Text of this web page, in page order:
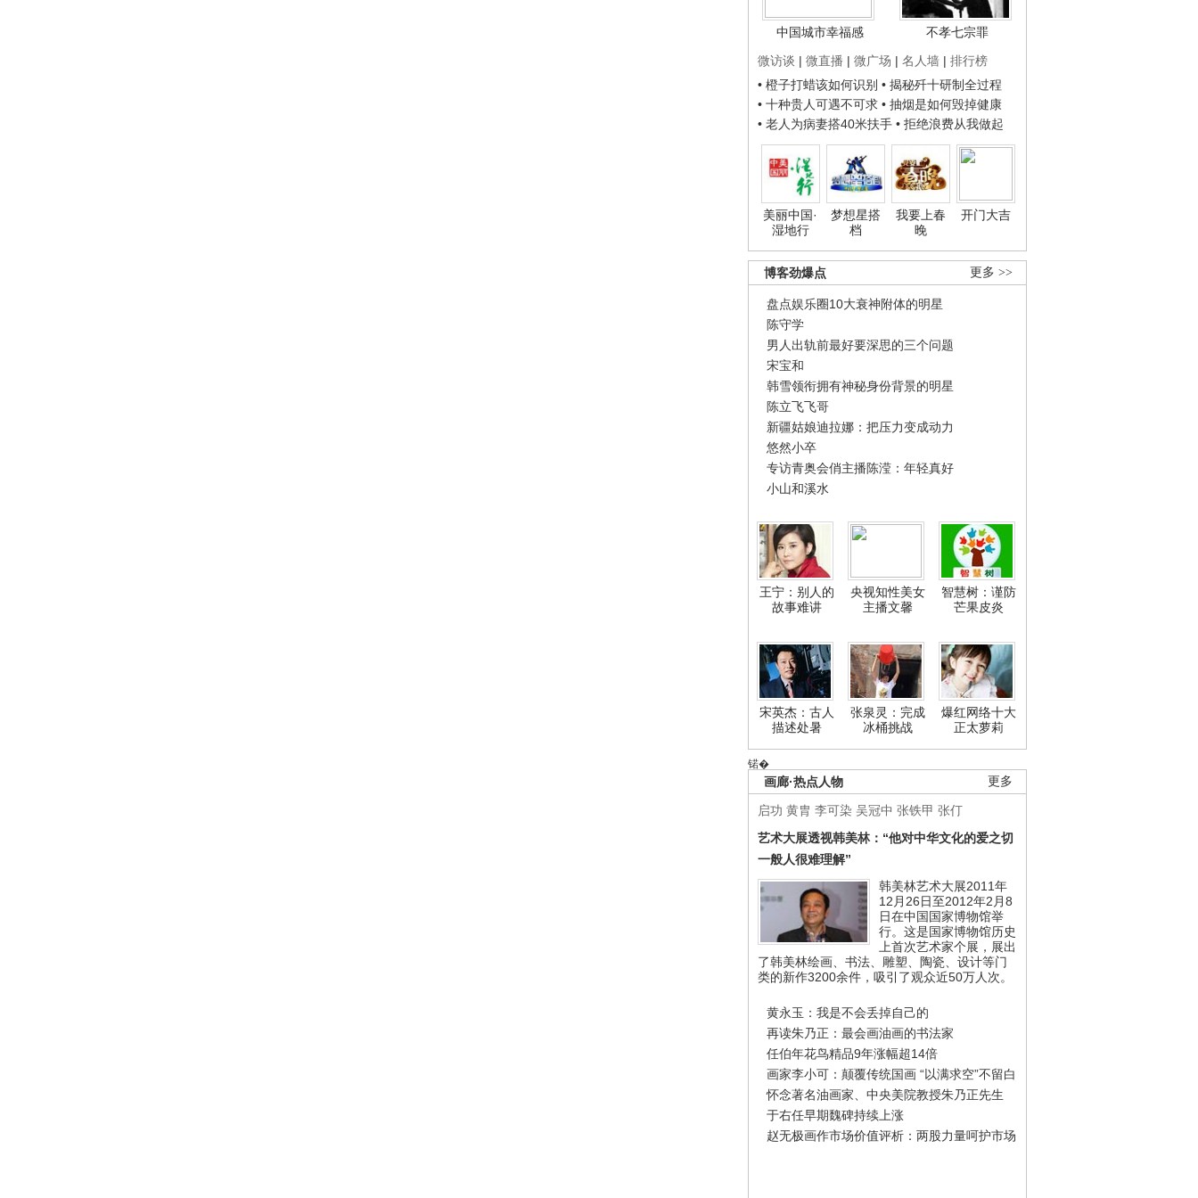
中国城市幸福感
不孝七宗罪
微访谈 | 微直播 | 微广场 | 名人墙 | 排行榜
• 橙子打蜡该如何识别 • 揭秘歼十研制全过程
• 十种贵人可遇不可求 • 抽烟是如何毁掉健康
• 老人为病妻搭40米扶手 • 拒绝浪费从我做起
美丽中国·
湿地行
梦想星搭
档
我要上春
晚
开门大吉
更多 >>
博客劲爆点
盘点娱乐圈10大衰神附体的明星
陈守学
男人出轨前最好要深思的三个问题
宋宝和
韩雪领衔拥有神秘身份背景的明星
陈立飞飞哥
新疆姑娘迪拉娜：把压力变成动力
悠然小卒
专访青奥会俏主播陈滢：年轻真好
小山和溪水
王宁：别人的
故事难讲
央视知性美女
主播文馨
智慧树：谨防
芒果皮炎
宋英杰：古人
描述处暑
张泉灵：完成
冰桶挑战
爆红网络十大
正太萝莉
锘�
更多
画廊·热点人物
启功 黄胄 李可染 吴冠中 张铁甲 张仃
艺术大展透视韩美林：“他对中华文化的爱之切
一般人很难理解”
韩美林艺术大展2011年
12月26日至2012年2月8
日在中国国家博物馆举
行。这是国家博物馆历史
上首次艺术家个展，展出
了韩美林绘画、书法、雕塑、陶瓷、设计等门
类的新作3200余件，吸引了观众近50万人次。
黄永玉：我是不会丢掉自己的
再读朱乃正：最会画油画的书法家
任伯年花鸟精品9年涨幅超14倍
画家李小可：颠覆传统国画 “以满求空”不留白
怀念著名油画家、中央美院教授朱乃正先生
于右任早期魏碑持续上涨
赵无极画作市场价值评析：两股力量呵护市场